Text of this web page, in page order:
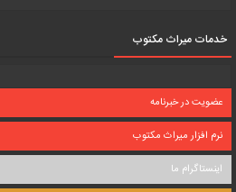
خدمات میراث مکتوب
عضویت در خبرنامه
نرم افزار میراث مکتوب
اینستاگرام ما